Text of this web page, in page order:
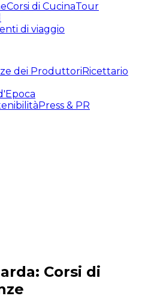
Corsi di CucinaTour
di viaggio
dei ProduttoriRicettario
Press & PR
Esperienze
Corsi di